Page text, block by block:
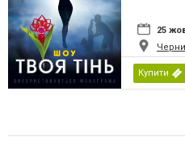
25
Купити